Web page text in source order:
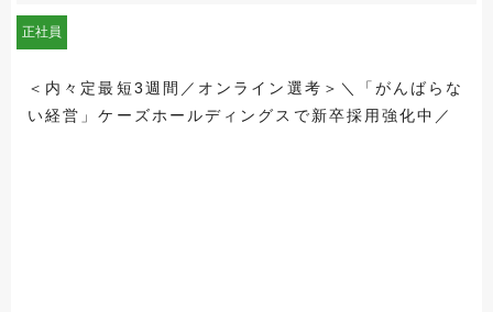
正社員
＜内々定最短3週間／オンライン選考＞＼「がんばらな
い経営」ケーズホールディングスで新卒採用強化中／